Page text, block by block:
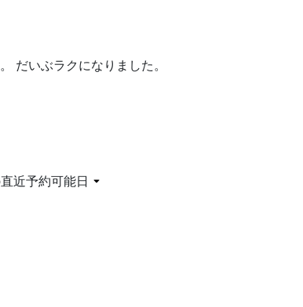
お問い合わせ
だいぶラクになりました。
近予約可能日